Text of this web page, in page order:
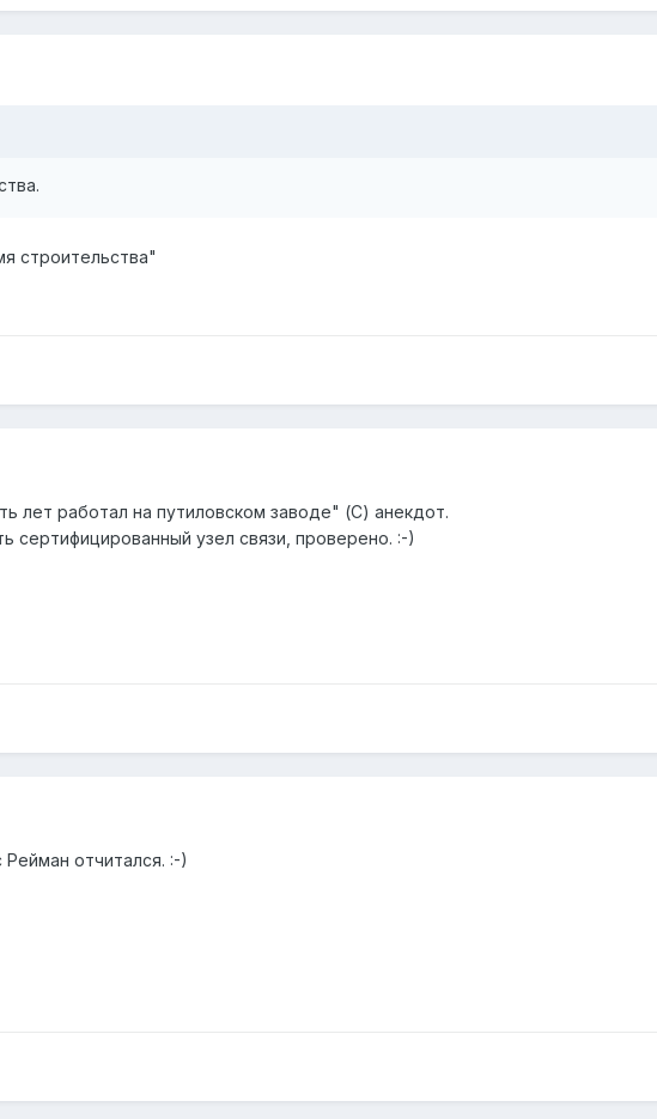
строительства"
лет работал на путиловском заводе" (С) анекдот.
узел связи, проверено. :-)
отчитался. :-)